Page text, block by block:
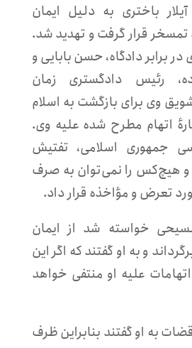
باختری به دلیل ایمان
قرار گرفت و تهدید شد.
برابر دادگاه، حسن بابایی و
رئیس دادگستری زمان
وی برای بازگشت به اسلام
اتهام مطرح شده علیه وی.
جمهوری اسلامی، تفتیش
و هیچ‌کس را نمی‌توان به صرف
تعرض و مؤاخذه قرار داد.
خواسته شد از ایمان
و به او گفتند که اگر این
علیه او منتفی خواهد
به او گفتند بنابراین ظرف